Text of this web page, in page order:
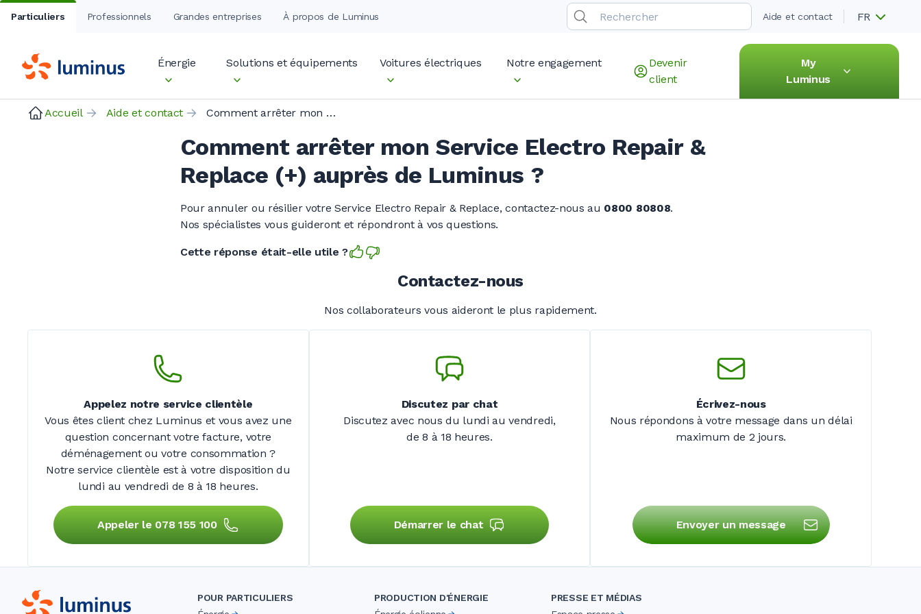
Particuliers Professionnels Grandes entreprises À propos de Luminus Aide et contact FR
Énergie Solutions et équipements Voitures électriques Notre engagement
Devenir
client
My
Luminus
Accueil Aide et contact Comment arrêter mon Service Electro Repair & Replace (+) auprès de Luminus ?
Comment arrêter mon Service Electro Repair &
Replace (+) auprès de Luminus ?
Pour annuler ou résilier votre Service Electro Repair & Replace, contactez-nous au 0800 80808.
Nos spécialistes vous guideront et répondront à vos questions.
Cette réponse était-elle utile ?
Contactez-nous
Nos collaborateurs vous aideront le plus rapidement.
Appelez notre service clientèle
Vous êtes client chez Luminus et vous avez une
question concernant votre facture, votre
déménagement ou votre consommation ?
Notre service clientèle est à votre disposition du
lundi au vendredi de 8 à 18 heures.
Appeler le 078 155 100
Discutez par chat
Discutez avec nous du lundi au vendredi,
de 8 à 18 heures.
Démarrer le chat
Écrivez-nous
Nous répondons à votre message dans un délai
maximum de 2 jours.
Envoyer un message
POUR PARTICULIERS
PRODUCTION D'ÉNERGIE
PRESSE ET MÉDIAS